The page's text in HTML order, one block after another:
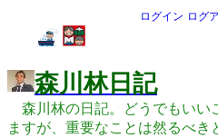
ログイン ログ
森川林日記
森川林の日記。どうでもいい
ますが、重要なことは然るべき